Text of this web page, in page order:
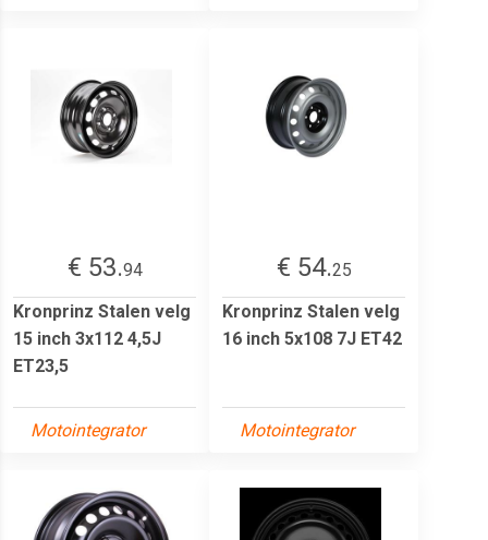
€ 53.94
Kronprinz Stalen velg
15 inch 3x112 4,5J
ET23,5
Motointegrator
€ 54.25
Kronprinz Stalen velg
16 inch 5x108 7J ET42
Motointegrator